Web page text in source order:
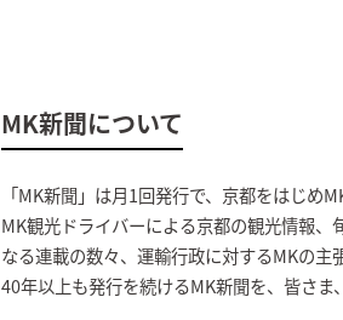
MK新聞について
「MK新聞」は月1回発行で、京都をはじめ
MK観光ドライバーによる京都の観光情報
なる連載の数々、運輸行政に対するMKの主
40年以上も発行を続けるMK新聞を、皆さま